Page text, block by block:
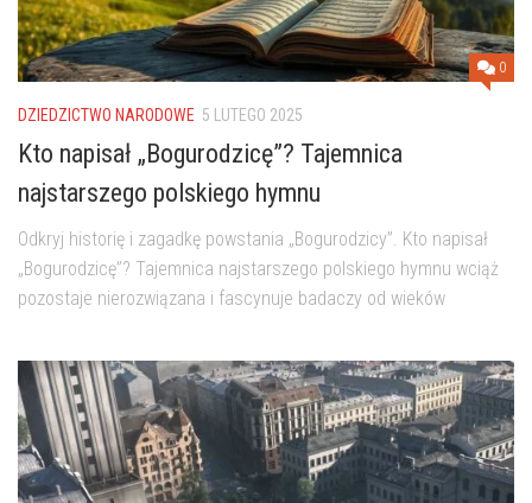
0
DZIEDZICTWO NARODOWE 5 LUTEGO 2025
Kto napisał „Bogurodzicę”? Tajemnica
najstarszego polskiego hymnu
Odkryj historię i zagadkę powstania „Bogurodzicy”. Kto napisał
„Bogurodzicę”? Tajemnica najstarszego polskiego hymnu wciąż
pozostaje nierozwiązana i fascynuje badaczy od wieków